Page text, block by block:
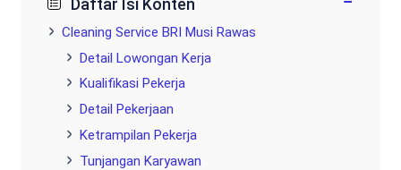
Daftar Isi Konten
Cleaning Service BRI Musi Rawas
Detail Lowongan Kerja
Kualifikasi Pekerja
Detail Pekerjaan
Ketrampilan Pekerja
Tunjangan Karyawan